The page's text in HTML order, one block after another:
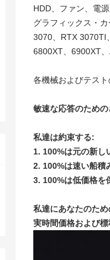
HDD、ファン、電
グラフィックス・
3070、RTX 3070TI
6800XT、6900XT
各機械およびテス
敏速な応答のため
私達は約束する:
1. 100%は元の新し
2. 100%は速い船積
3. 100%は低価格を
私達にあなたのため
実時間価格および